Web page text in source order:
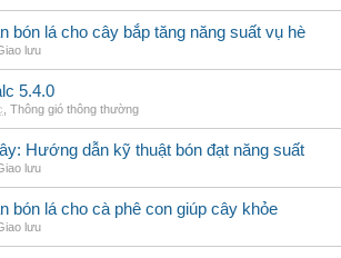
bón lá cho cây bắp tăng năng suất vụ hè
lưu
5.4.0
Thông gió thông thường
Hướng dẫn kỹ thuật bón đạt năng suất
lưu
bón lá cho cà phê con giúp cây khỏe
lưu